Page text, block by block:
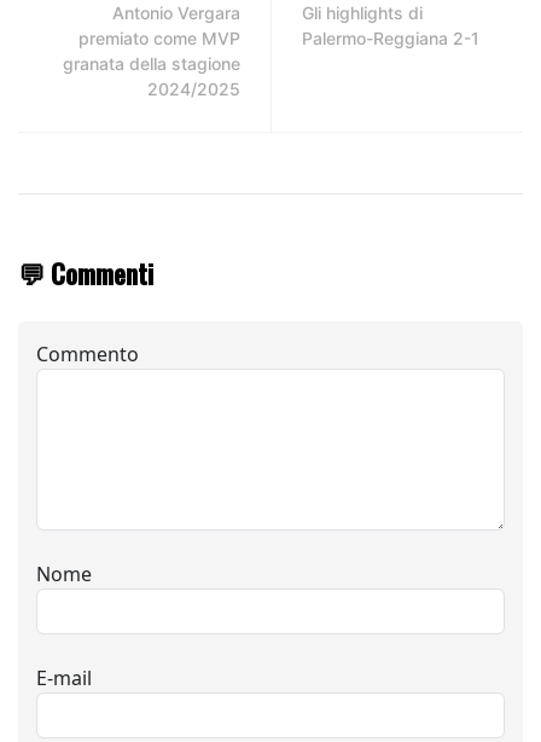
Antonio Vergara
premiato come MVP
granata della stagione
2024/2025
Gli highlights di
Palermo-Reggiana 2-1
💬 Commenti